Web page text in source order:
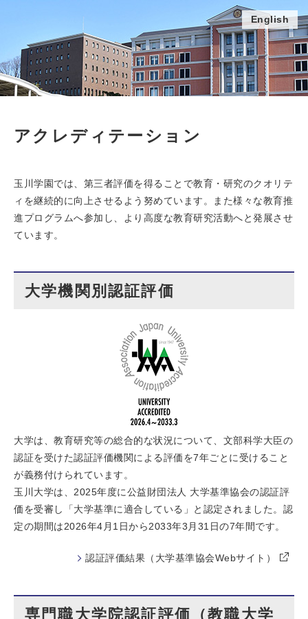
English
アクレディテーション
玉川学園では、第三者評価を得ることで教育・研究のクオリテ
ィを継続的に向上させるよう努めています。また様々な教育推
進プログラムへ参加し、より高度な教育研究活動へと発展させ
ています。
大学機関別認証評価
大学は、教育研究等の総合的な状況について、文部科学大臣の
認証を受けた認証評価機関による評価を7年ごとに受けること
が義務付けられています。
玉川大学は、2025年度に公益財団法人 大学基準協会の認証評
価を受審し「大学基準に適合している」と認定されました。認
定の期間は2026年4月1日から2033年3月31日の7年間です。
認証評価結果（大学基準協会Webサイト）
専門職大学院認証評価（教職大学